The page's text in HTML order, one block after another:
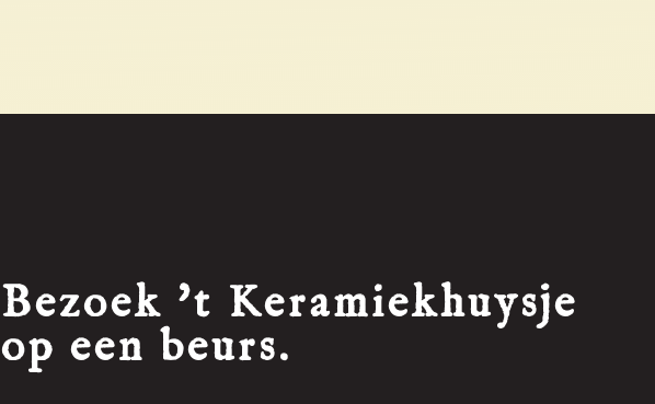
Bezoek 't Keramiekhuysje
op een beurs.